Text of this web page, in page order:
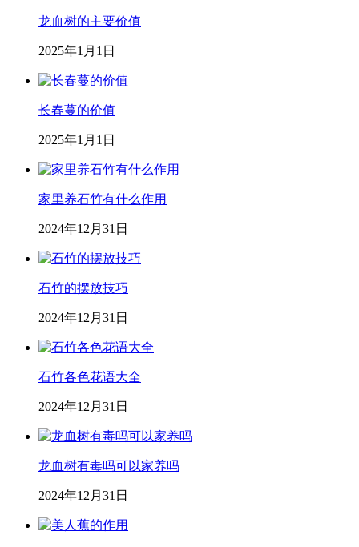
龙血树的主要价值
2025年1月1日
长春蔓的价值
2025年1月1日
家里养石竹有什么作用
2024年12月31日
石竹的摆放技巧
2024年12月31日
石竹各色花语大全
2024年12月31日
龙血树有毒吗可以家养吗
2024年12月31日